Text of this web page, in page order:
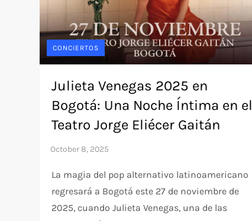
CONCIERTOS
Julieta Venegas 2025 en
Bogotá: Una Noche Íntima en el
Teatro Jorge Eliécer Gaitán
La magia del pop alternativo latinoamericano
regresará a Bogotá este 27 de noviembre de
2025, cuando Julieta Venegas, una de las